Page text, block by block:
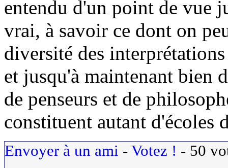
entendu d'un point de vue
vrai, à savoir ce dont on
diversité des
et jusqu'à maintenant bien
de penseurs et de
constituent autant d'écoles
Envoyer à un ami - Votez ! - 50